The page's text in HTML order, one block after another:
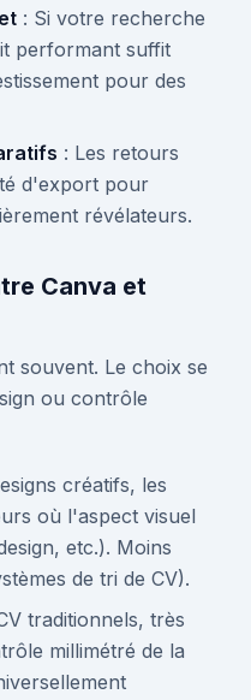
: Si votre recherche
performant suffit
pour des
: Les retours
d'export pour
révélateurs.
Canva et
souvent. Le choix se
ou contrôle
créatifs, les
où l'aspect visuel
etc.). Moins
de tri de CV).
traditionnels, très
millimétré de la